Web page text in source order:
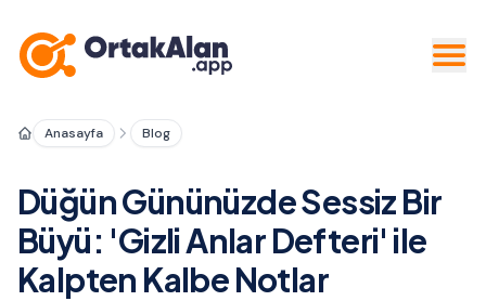
Anasayfa Blog
Düğün Gününüzde Sessiz Bir
Büyü: 'Gizli Anlar Defteri' ile
Kalpten Kalbe Notlar